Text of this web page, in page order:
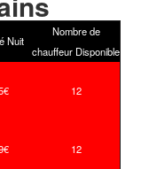
Nuit
Nombre de
chauffeur Disponible
12
12